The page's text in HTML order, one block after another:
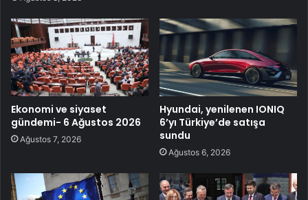
Ekonomi ve siyaset
gündemi- 6 Ağustos 2026
Ağustos 7, 2026
Hyundai, yenilenen IONIQ
6’yı Türkiye’de satışa
sundu
Ağustos 6, 2026